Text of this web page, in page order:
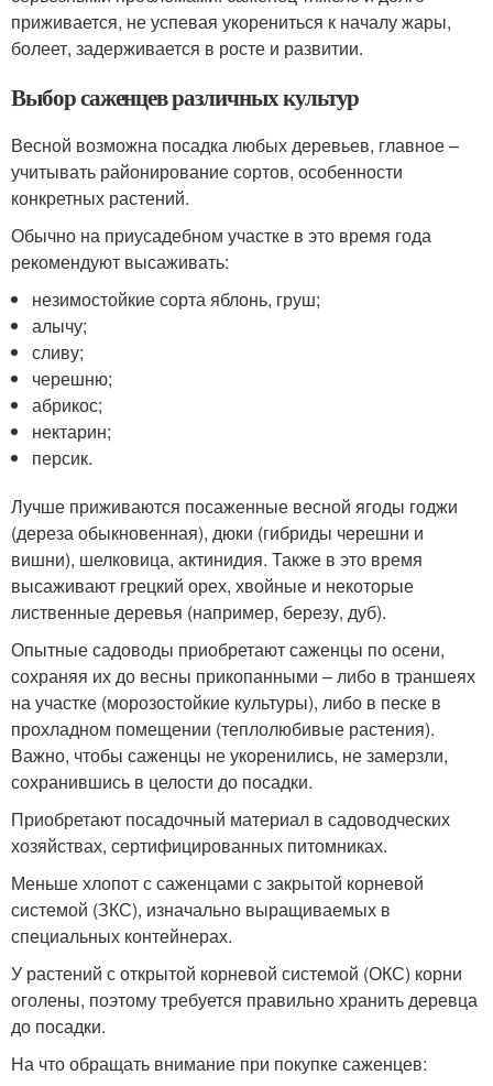
приживается, не успевая укорениться к началу жары,
болеет, задерживается в росте и развитии.
Выбор саженцев различных культур
Весной возможна посадка любых деревьев, главное –
учитывать районирование сортов, особенности
конкретных растений.
Обычно на приусадебном участке в это время года
рекомендуют высаживать:
незимостойкие сорта яблонь, груш;
алычу;
сливу;
черешню;
абрикос;
нектарин;
персик.
Лучше приживаются посаженные весной ягоды годжи
(дереза обыкновенная), дюки (гибриды черешни и
вишни), шелковица, актинидия. Также в это время
высаживают грецкий орех, хвойные и некоторые
лиственные деревья (например, березу, дуб).
Опытные садоводы приобретают саженцы по осени,
сохраняя их до весны прикопанными – либо в траншеях
на участке (морозостойкие культуры), либо в песке в
прохладном помещении (теплолюбивые растения).
Важно, чтобы саженцы не укоренились, не замерзли,
сохранившись в целости до посадки.
Приобретают посадочный материал в садоводческих
хозяйствах, сертифицированных питомниках.
Меньше хлопот с саженцами с закрытой корневой
системой (ЗКС), изначально выращиваемых в
специальных контейнерах.
У растений с открытой корневой системой (ОКС) корни
оголены, поэтому требуется правильно хранить деревца
до посадки.
На что обращать внимание при покупке саженцев: